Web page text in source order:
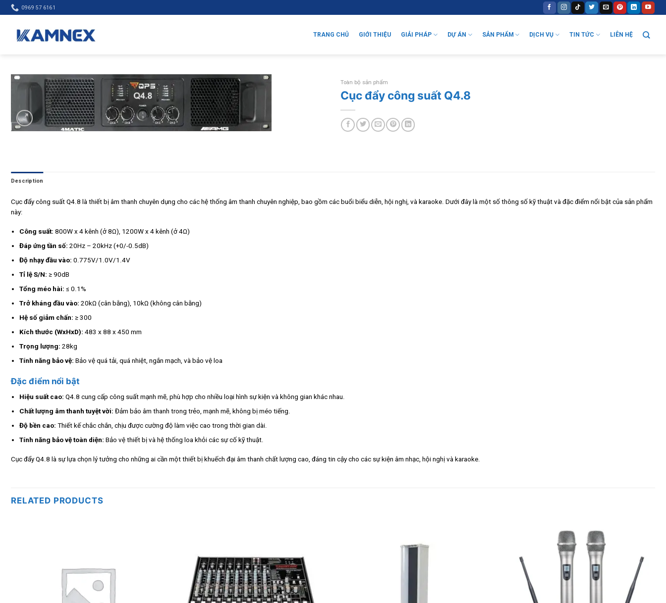
Skip
to
0969 57 6161
TRANG CHỦ GIỚI THIỆU GIẢI PHÁP DỰ ÁN SẢN PHẨM DỊCH VỤ TIN TỨC LIÊN HỆ
Toàn bộ sản phẩm
Cục đẩy công suất Q4.8
Description
Cục đẩy công suất Q4.8 là thiết bị âm thanh chuyên dụng cho các hệ thống âm thanh chuyên nghiệp, bao gồm các buổi biểu diễn, hội nghị, và karaoke. Dưới đây là một số thông số kỹ thuật và đặc điểm nổi bật của sản phẩm
này:
Công suất: 800W x 4 kênh (ở 8Ω), 1200W x 4 kênh (ở 4Ω)
Đáp ứng tần số: 20Hz – 20kHz (+0/-0.5dB)
Độ nhạy đầu vào: 0.775V/1.0V/1.4V
Tỉ lệ S/N: ≥ 90dB
Tổng méo hài: ≤ 0.1%
Trở kháng đầu vào: 20kΩ (cân bằng), 10kΩ (không cân bằng)
Hệ số giảm chấn: ≥ 300
Kích thước (WxHxD): 483 x 88 x 450 mm
Trọng lượng: 28kg
Tính năng bảo vệ: Bảo vệ quá tải, quá nhiệt, ngắn mạch, và bảo vệ loa
Đặc điểm nổi bật
Hiệu suất cao: Q4.8 cung cấp công suất mạnh mẽ, phù hợp cho nhiều loại hình sự kiện và không gian khác nhau.
Chất lượng âm thanh tuyệt vời: Đảm bảo âm thanh trong trẻo, mạnh mẽ, không bị méo tiếng.
Độ bền cao: Thiết kế chắc chắn, chịu được cường độ làm việc cao trong thời gian dài.
Tính năng bảo vệ toàn diện: Bảo vệ thiết bị và hệ thống loa khỏi các sự cố kỹ thuật.
Cục đẩy Q4.8 là sự lựa chọn lý tưởng cho những ai cần một thiết bị khuếch đại âm thanh chất lượng cao, đáng tin cậy cho các sự kiện âm nhạc, hội nghị và karaoke.
RELATED PRODUCTS